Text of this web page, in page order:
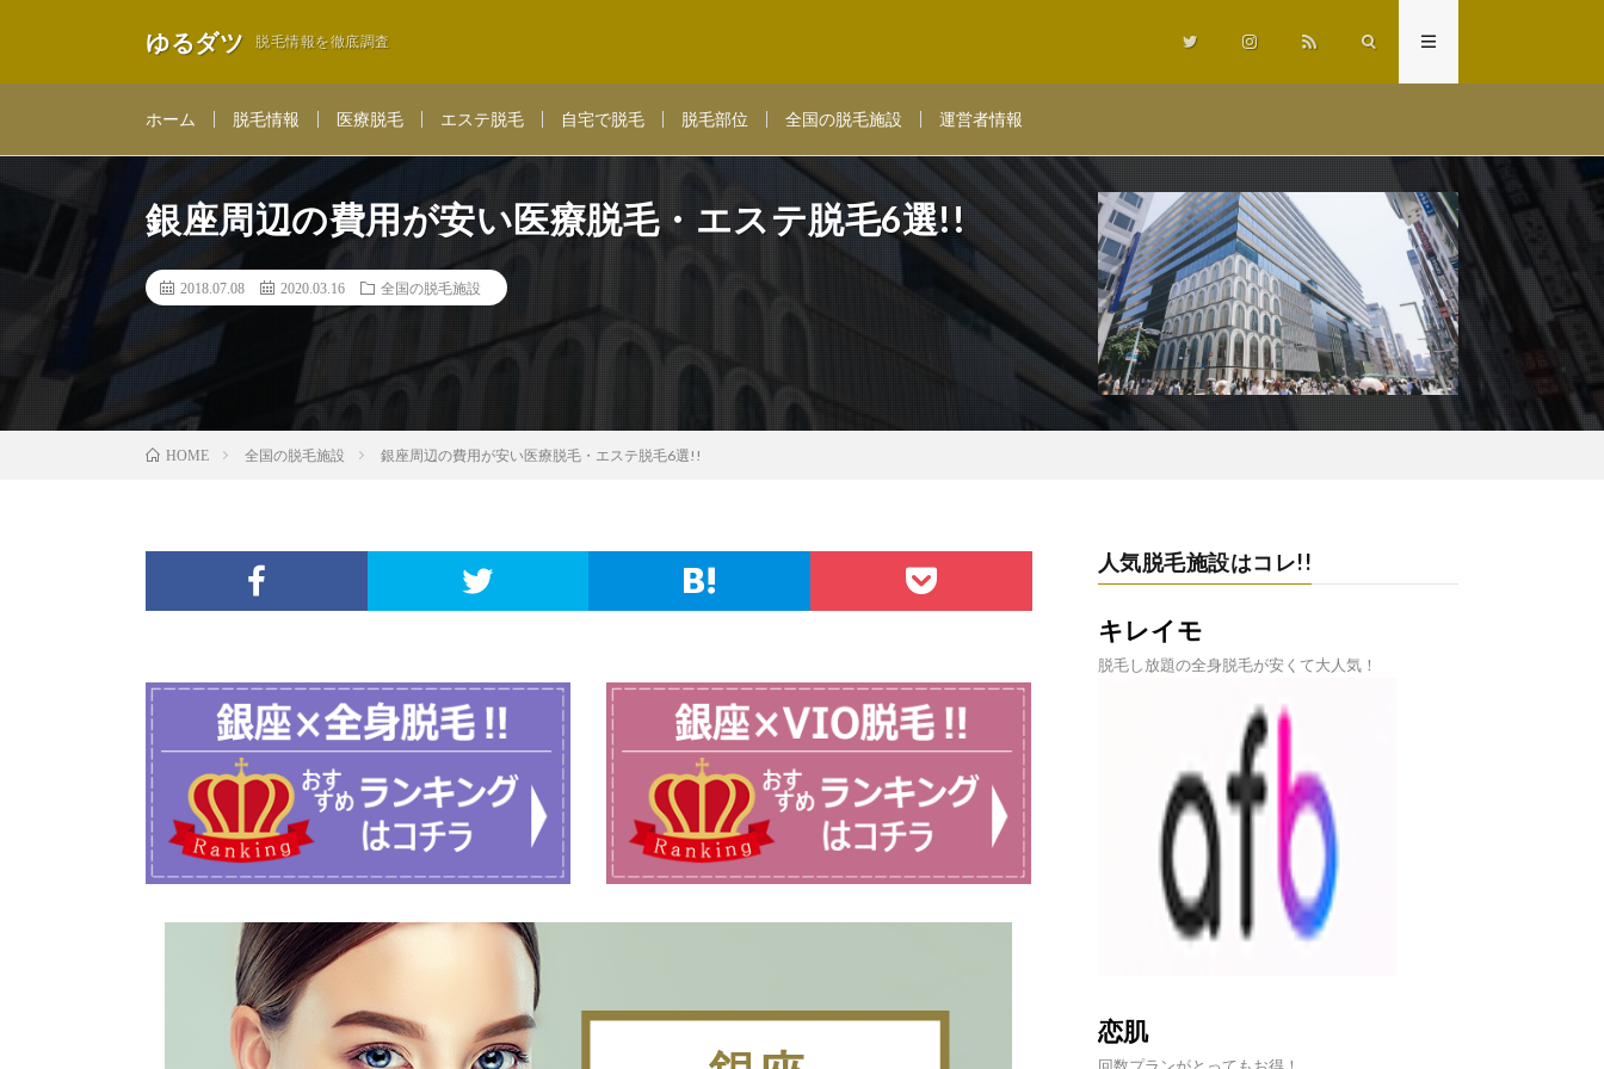
ゆるダツ 脱毛情報を徹底調査
ホーム 脱毛情報 医療脱毛 エステ脱毛 自宅で脱毛 脱毛部位 全国の脱毛施設 運営者情報
銀座周辺の費用が安い医療脱毛・エステ脱毛6選!!
2018.07.08 2020.03.16 全国の脱毛施設
HOME 全国の脱毛施設 銀座周辺の費用が安い医療脱毛・エステ脱毛6選!!
人気脱毛施設はコレ!!
キレイモ
脱毛し放題の全身脱毛が安くて大人気！
恋肌